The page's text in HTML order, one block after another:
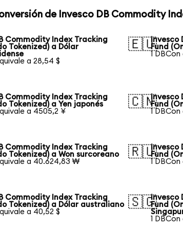
de Invesco DB Commodity
Commodity Index Tracking
Tokenized) a Dólar
a 28,54 $
🇪🇺Invesco
Fund
1
Commodity Index Tracking
Tokenized) a Yen japonés
a 4505,2 ¥
🇨🇳Invesco
Fund
1
Commodity Index Tracking
Tokenized) a Won surcoreano
a 40.624,83 ₩
🇷🇺Invesco
Fund
1
Commodity Index Tracking
Tokenized) a Dólar australiano
a 40,52 $
🇸🇬Invesco
Fund
1